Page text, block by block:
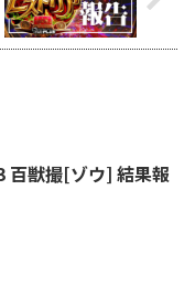
百獣撮[ゾウ] 結果報